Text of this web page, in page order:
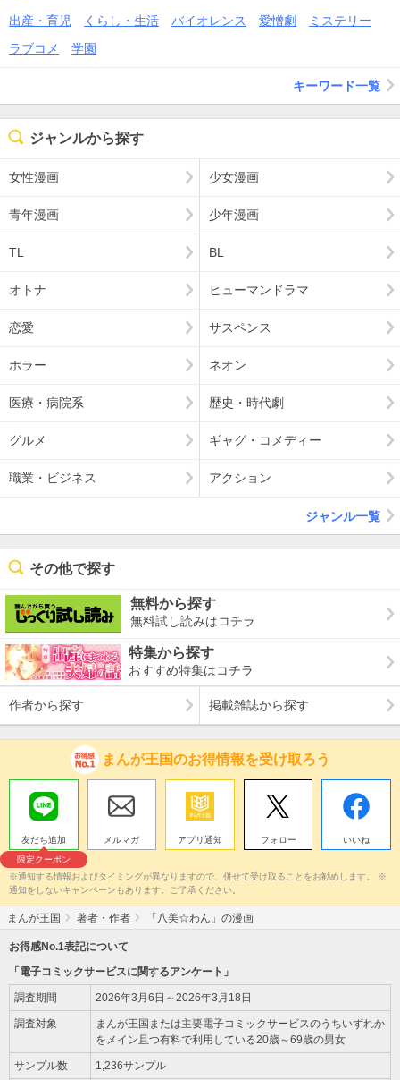
出産・育児 くらし・生活 バイオレンス 愛憎劇
ミステリー
ラブコメ
学園
キーワード一覧
ジャンルから探す
女性漫画 少女漫画
青年漫画 少年漫画
TL BL
オトナ ヒューマンドラマ
恋愛 サスペンス
ホラー ネオン
医療・病院系 歴史・時代劇
グルメ ギャグ・コメディー
職業・ビジネス アクション
ジャンル一覧
その他で探す
無料から探す
無料試し読みはコチラ
特集から探す
おすすめ特集はコチラ
作者から探す 掲載雑誌から探す
まんが王国のお得情報を受け取ろう
友だち追加
限定クーポン
メルマガ アプリ通知 フォロー いいね
※通知する情報およびタイミングが異なりますので、併せて受け取ることをお勧めします。 ※
通知をしないキャンペーンもあります。ご了承ください。
まんが王国 著者・作者 「八美☆わん」の漫画
お得感No.1表記について
「電子コミックサービスに関するアンケート」
調査期間 2026年3月6日～2026年3月18日
調査対象
まんが王国または主要電子コミックサービスのうちいずれか
をメイン且つ有料で利用している20歳～69歳の男女
サンプル数 1,236サンプル